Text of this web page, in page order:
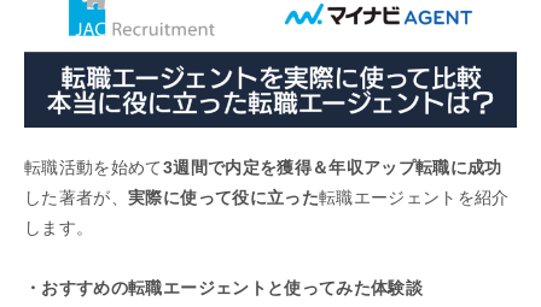
転職活動を始めて3週間で内定を獲得＆年収アップ転職に成功
した著者が、実際に使って役に立った転職エージェントを紹介
します。
・おすすめの転職エージェントと使ってみた体験談